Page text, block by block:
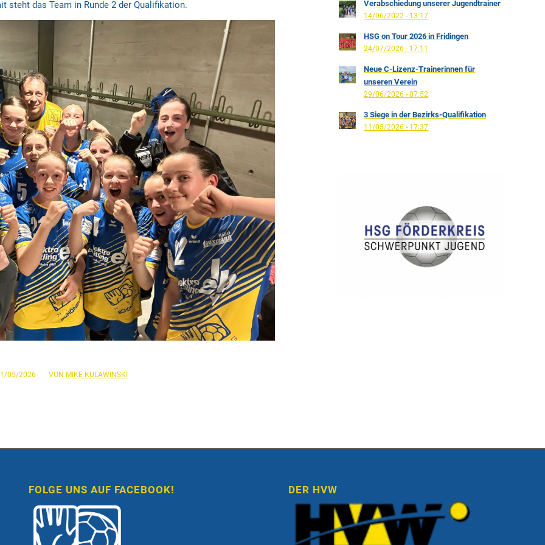
steht das Team in Runde 2 der Qualifikation.
05/2026
/ VON MIKE KULAWINSKI
Verabschiedung unserer Jugendtrainer
14/06/2022 - 13:17
HSG on Tour 2026 in Fridingen
24/07/2026 - 17:11
Neue C-Lizenz-Trainerinnen für
unseren Verein
29/06/2026 - 07:52
3 Siege in der Bezirks-Qualifikation
11/05/2026 - 17:37
FOLGE UNS AUF FACEBOOK! DER HVW